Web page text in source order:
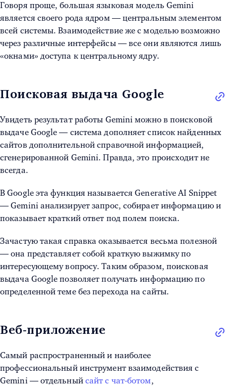
Говоря проще, большая языковая модель Gemini
является своего рода ядром — центральным элементом
всей системы. Взаимодействие же с моделью возможно
через различные интерфейсы — все они являются лишь
«окнами» доступа к центральному ядру.
Поисковая выдача Google
Увидеть результат работы Gemini можно в поисковой
выдаче Google — система дополняет список найденных
сайтов дополнительной справочной информацией,
сгенерированной Gemini. Правда, это происходит не
всегда.
В Google эта функция называется Generative AI Snippet
— Gemini анализирует запрос, собирает информацию и
показывает краткий ответ под полем поиска.
Зачастую такая справка оказывается весьма полезной
— она представляет собой краткую выжимку по
интересующему вопросу. Таким образом, поисковая
выдача Google позволяет получать информацию по
определенной теме без перехода на сайты.
Веб‑приложение
Самый распространенный и наиболее
профессиональный инструмент взаимодействия с
Gemini — отдельный сайт с чат-ботом,